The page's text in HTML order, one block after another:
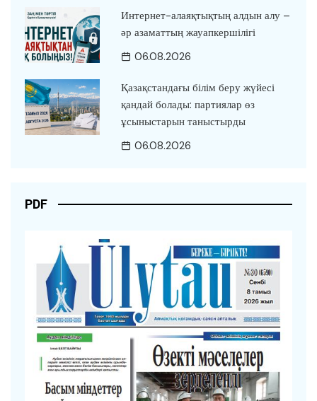
Интернет-алаяқтықтың алдын алу –
әр азаматтың жауапкершілігі
06.08.2026
Қазақстандағы білім беру жүйесі
қандай болады: партиялар өз
ұсыныстарын таныстырды
06.08.2026
PDF